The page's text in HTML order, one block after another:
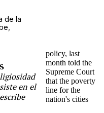
de la
en el